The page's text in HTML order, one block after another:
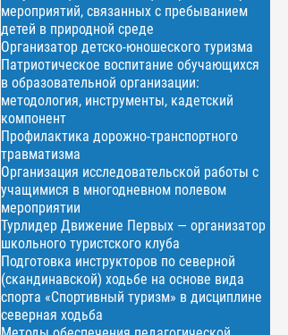
мероприятий, связанных с пребыванием
детей в природной среде
Организатор детско-юношеского туризма
Патриотическое воспитание обучающихся
в образовательной организации:
методология, инструменты, кадетский
компонент
Профилактика дорожно-транспортного
травматизма
Организация исследовательской работы с
учащимися в многодневном полевом
мероприятии
Турлидер Движение Первых — организатор
школьного туристского клуба
Подготовка инструкторов по северной
(скандинавской) ходьбе на основе вида
спорта «Спортивный туризм» в дисциплине
северная ходьба